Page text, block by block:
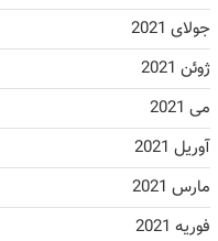
جولای 2021
ژوئن 2021
می 2021
آوریل 2021
مارس 2021
فوریه 2021